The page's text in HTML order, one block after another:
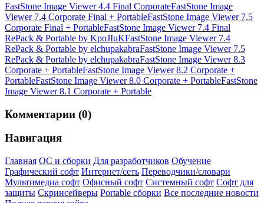
FastStone Image Viewer 4.4 Final CorporateFastStone Image
Viewer 7.4 Corporate Final + PortableFastStone Image Viewer 7.5
Corporate Final + PortableFastStone Image Viewer 7.4 Final
RePack & Portable by KpoJIuKFastStone Image Viewer 7.4
RePack & Portable by elchupakabraFastStone Image Viewer 7.5
RePack & Portable by elchupakabraFastStone Image Viewer 8.3
Corporate + PortableFastStone Image Viewer 8.2 Corporate +
PortableFastStone Image Viewer 8.0 Corporate + PortableFastStone
Image Viewer 8.1 Corporate + Portable
Комментарии (0)
Навигация
Главная ОС и сборки Для разработчиков Обучение
Графический софт Интернет/сеть Переводчики/словари
Мультимедиа софт Офисный софт Системный софт Софт для
защиты Скринсейверы Portable сборки Все последние новости